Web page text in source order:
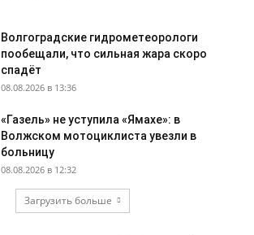
Волгоградские гидрометеорологи
пообещали, что сильная жара скоро
спадёт
08.08.2026 в 13:36
«Газель» не уступила «Ямахе»: в
Волжском мотоциклиста увезли в
больницу
08.08.2026 в 12:32
Загрузить больше